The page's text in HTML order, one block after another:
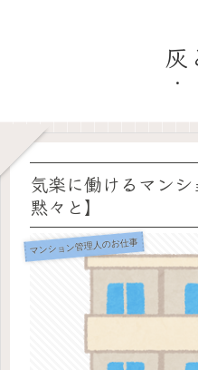
灰
気楽に働けるマン
黙々と】
マンション管理人のお仕事